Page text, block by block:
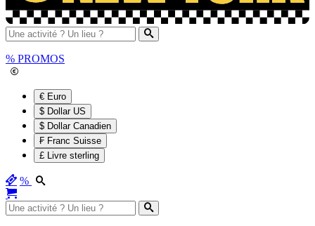
% PROMOS
€ Euro
$ Dollar US
$ Dollar Canadien
₣ Franc Suisse
£ Livre sterling
%